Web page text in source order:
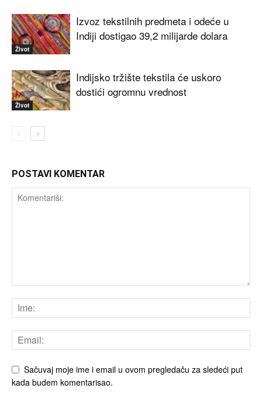
Život
Izvoz tekstilnih predmeta i odeće u
Indiji dostigao 39,2 milijarde dolara
Život
Indijsko tržište tekstila će uskoro
dostići ogromnu vrednost
POSTAVI KOMENTAR
Sačuvaj moje ime i email u ovom pregledaču za sledeći put
kada budem komentarisao.